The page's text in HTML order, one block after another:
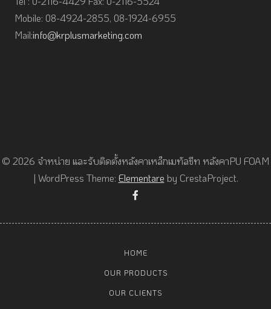
Mobile: 08-4924-2855, 08-1924-6955
Mail:info@krplusmarketing.com
© 2026 จำหน่าย และรับติดตั้งหลังคาเหล็กเมทัลชีท หลังคาPU FOAM
| WordPress Theme: Elementare by CrestaProject.
HOME
OUR PRODUCTS
OUR CLIENTS